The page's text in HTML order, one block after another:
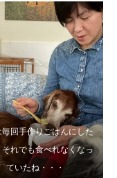
回手作りごはんにした
れでも食べれなくなっ
ていたね・・・